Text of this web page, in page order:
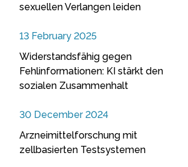
sexuellen Verlangen leiden
13 February 2025
Widerstandsfähig gegen
Fehlinformationen: KI stärkt den
sozialen Zusammenhalt
30 December 2024
Arzneimittelforschung mit
zellbasierten Testsystemen